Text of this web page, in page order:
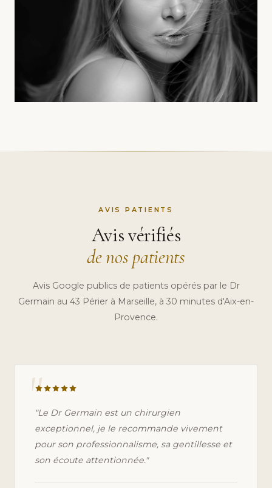
AVIS PATIENTS
Avis vérifiés
de nos patients
Avis Google publics de patients opérés par le Dr
Germain au 43 Périer à Marseille, à 30 minutes d'Aix-en-
Provence.
"
"Le Dr Germain est un chirurgien
exceptionnel, je le recommande vivement
pour son professionnalisme, sa gentillesse et
son écoute attentionnée."